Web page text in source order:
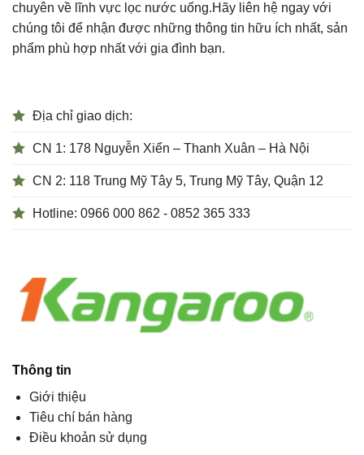
chuyên về lĩnh vực lọc nước uống.Hãy liên hệ ngay với
chúng tôi để nhận được những thông tin hữu ích nhất, sản
phẩm phù hợp nhất với gia đình bạn.
Địa chỉ giao dịch:
CN 1: 178 Nguyễn Xiển – Thanh Xuân – Hà Nội
CN 2: 118 Trung Mỹ Tây 5, Trung Mỹ Tây, Quận 12
Hotline: 0966 000 862 - 0852 365 333
Thông tin
Giới thiệu
Tiêu chí bán hàng
Điều khoản sử dụng